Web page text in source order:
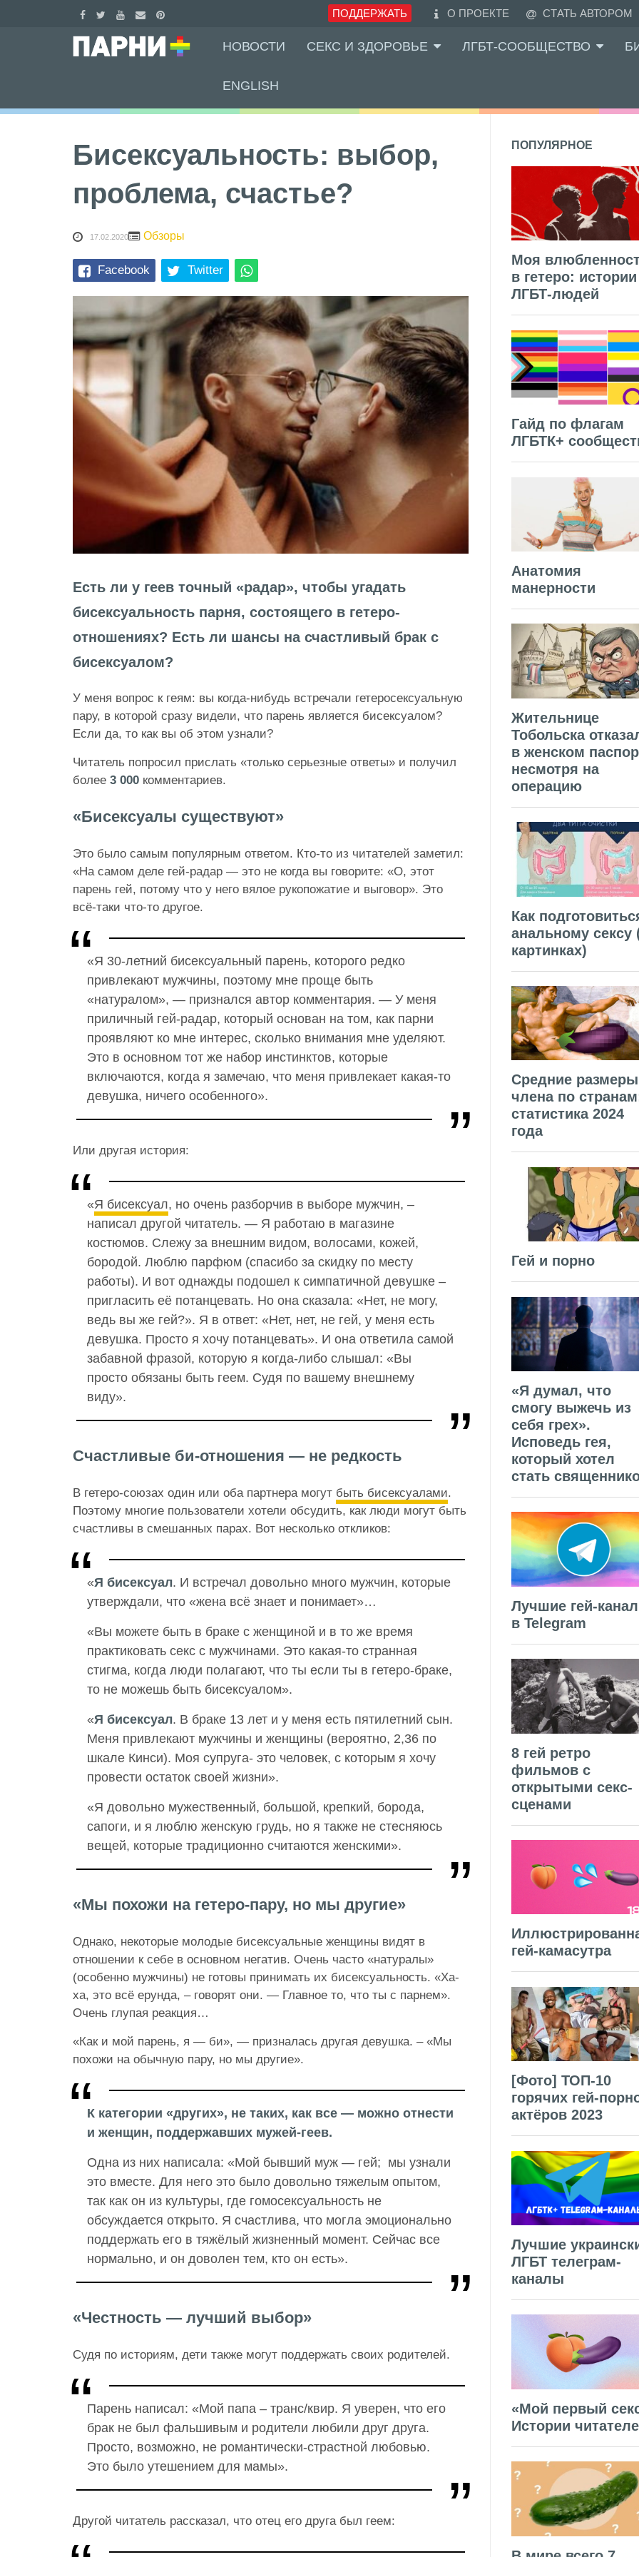
ПОДДЕРЖАТЬ О ПРОЕКТЕ СТАТЬ АВТОРОМ
НОВОСТИ СЕКС И ЗДОРОВЬЕ ЛГБТ-СООБЩЕСТВО
ENGLISH
Бисексуальность: выбор,
проблема, счастье?
17.02.2020 Обзоры
Facebook Twitter
Есть ли у геев точный «радар», чтобы угадать
бисексуальность парня, состоящего в гетеро-
отношениях? Есть ли шансы на счастливый брак с
бисексуалом?
У меня вопрос к геям: вы когда-нибудь встречали гетеросексуальную
пару, в которой сразу видели, что парень является бисексуалом?
Если да, то как вы об этом узнали?
Читатель попросил прислать «только серьезные ответы» и получил
более 3 000 комментариев.
«Бисексуалы существуют»
Это было самым популярным ответом. Кто-то из читателей заметил:
«На самом деле гей-радар — это не когда вы говорите: «О, этот
парень гей, потому что у него вялое рукопожатие и выговор». Это
всё-таки что-то другое.
«Я 30-летний бисексуальный парень, которого редко
привлекают мужчины, поэтому мне проще быть
«натуралом», — признался автор комментария. — У меня
приличный гей-радар, который основан на том, как парни
проявляют ко мне интерес, сколько внимания мне уделяют.
Это в основном тот же набор инстинктов, которые
включаются, когда я замечаю, что меня привлекает какая-то
девушка, ничего особенного».
Или другая история:
«Я бисексуал, но очень разборчив в выборе мужчин, –
написал другой читатель. — Я работаю в магазине
костюмов. Слежу за внешним видом, волосами, кожей,
бородой. Люблю парфюм (спасибо за скидку по месту
работы). И вот однажды подошел к симпатичной девушке –
пригласить её потанцевать. Но она сказала: «Нет, не могу,
ведь вы же гей?». Я в ответ: «Нет, нет, не гей, у меня есть
девушка. Просто я хочу потанцевать». И она ответила самой
забавной фразой, которую я когда-либо слышал: «Вы
просто обязаны быть геем. Судя по вашему внешнему
виду».
Счастливые би-отношения — не редкость
В гетеро-союзах один или оба партнера могут быть бисексуалами.
Поэтому многие пользователи хотели обсудить, как люди могут быть
счастливы в смешанных парах. Вот несколько откликов:
«Я бисексуал. И встречал довольно много мужчин, которые
утверждали, что «жена всё знает и понимает»…
«Вы можете быть в браке с женщиной и в то же время
практиковать секс с мужчинами. Это какая-то странная
стигма, когда люди полагают, что ты если ты в гетеро-браке,
то не можешь быть бисексуалом».
«Я бисексуал. В браке 13 лет и у меня есть пятилетний сын.
Меня привлекают мужчины и женщины (вероятно, 2,36 по
шкале Кинси). Моя супруга- это человек, с которым я хочу
провести остаток своей жизни».
«Я довольно мужественный, большой, крепкий, борода,
сапоги, и я люблю женскую грудь, но я также не стесняюсь
вещей, которые традиционно считаются женскими».
«Мы похожи на гетеро-пару, но мы другие»
Однако, некоторые молодые бисексуальные женщины видят в
отношении к себе в основном негатив. Очень часто «натуралы»
(особенно мужчины) не готовы принимать их бисексуальность. «Ха-
ха, это всё ерунда, – говорят они. — Главное то, что ты с парнем».
Очень глупая реакция…
«Как и мой парень, я — би», — призналась другая девушка. – «Мы
похожи на обычную пару, но мы другие».
К категории «других», не таких, как все — можно отнести
и женщин, поддержавших мужей-геев.
Одна из них написала: «Мой бывший муж — гей; мы узнали
это вместе. Для него это было довольно тяжелым опытом,
так как он из культуры, где гомосексуальность не
обсуждается открыто. Я счастлива, что могла эмоционально
поддержать его в тяжёлый жизненный момент. Сейчас все
нормально, и он доволен тем, кто он есть».
«Честность — лучший выбор»
Судя по историям, дети также могут поддержать своих родителей.
Парень написал: «Мой папа – транс/квир. Я уверен, что его
брак не был фальшивым и родители любили друг друга.
Просто, возможно, не романтически-страстной любовью.
Это было утешением для мамы».
Другой читатель рассказал, что отец его друга был геем:
ПОПУЛЯРНОЕ
Моя
в гетеро: истории
ЛГБТ-людей
Гайд по флагам
ЛГБТК+
Анатомия
манерности
Жительнице
Тобольска
в женском
несмотря на
операцию
Как
анальному сексу
картинках)
Средние размеры
члена по
статистика 2024
года
Гей и порно
«Я думал, что
смогу выжечь из
себя грех».
Исповедь гея,
который хотел
стать
Лучшие гей-
в Telegram
8 гей ретро
фильмов с
открытыми секс-
сценами
гей-камасутра
[Фото] ТОП-10
горячих гей-
актёров 2023
Лучшие
ЛГБТ телеграм-
каналы
«Мой первый
Истории